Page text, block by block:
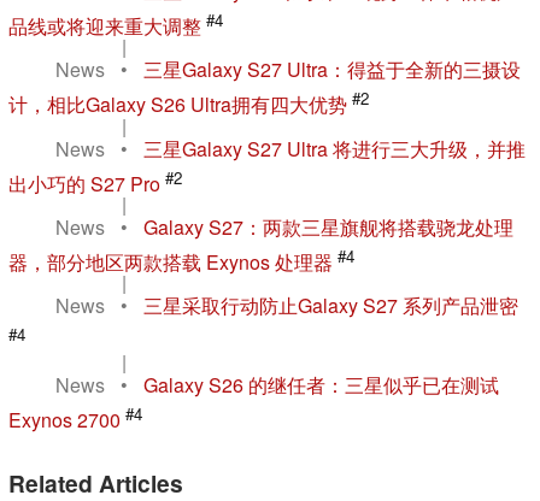
品线或将迎来重大调整 #4
|
News
•
三星Galaxy S27 Ultra：得益于全新的三摄设
计，相比Galaxy S26 Ultra拥有四大优势 #2
|
News
•
三星Galaxy S27 Ultra 将进行三大升级，并推
出小巧的 S27 Pro #2
|
News
•
Galaxy S27：两款三星旗舰将搭载骁龙处理
器，部分地区两款搭载 Exynos 处理器 #4
|
News
• 三星采取行动防止Galaxy S27 系列产品泄密
#4
|
News
•
Galaxy S26 的继任者：三星似乎已在测试
Exynos 2700 #4
Related Articles